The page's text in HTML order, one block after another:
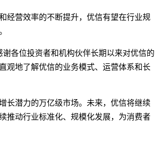
经营效率的不断提升，优信有望在行业规
各位投资者和机构伙伴长期以来对优信的
观地了解优信的业务模式、运营体系和长
长潜力的万亿级市场。未来，优信将继续
推动行业标准化、规模化发展，为消费者